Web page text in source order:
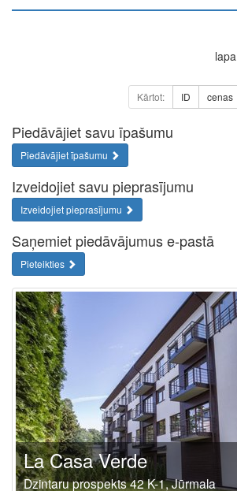
lapa
Kārtot: ID cenas
Piedāvājiet savu īpašumu
Piedāvājiet īpašumu
Izveidojiet savu pieprasījumu
Izveidojiet pieprasījumu
Saņemiet piedāvājumus e-pastā
Pieteikties
La Casa Verde
Dzintaru prospekts 42 K-1, Jūrmala